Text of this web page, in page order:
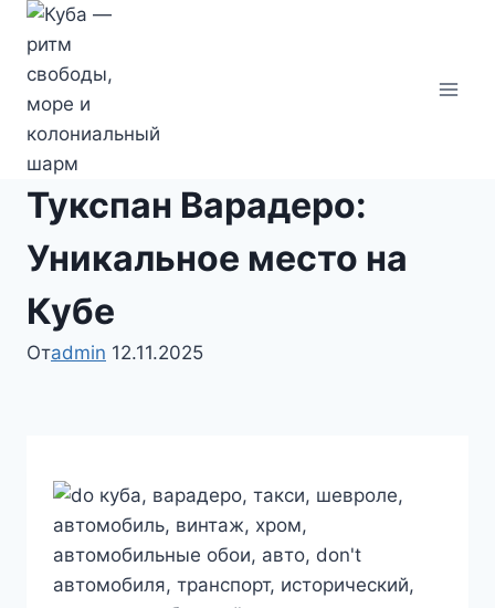
Перейти
содержимому
Тукспан Варадеро:
Уникальное место на
Кубе
Отadmin 12.11.2025